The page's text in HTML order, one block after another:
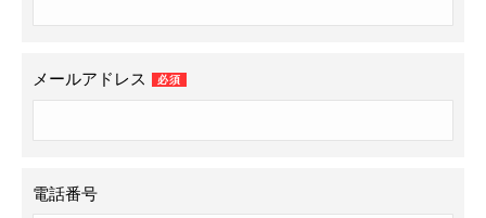
メールアドレス 必須
電話番号